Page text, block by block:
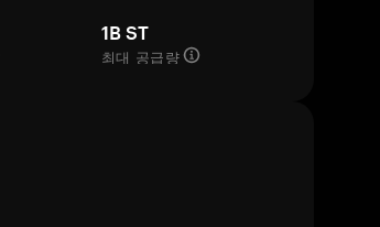
1B ST
최대 공급량